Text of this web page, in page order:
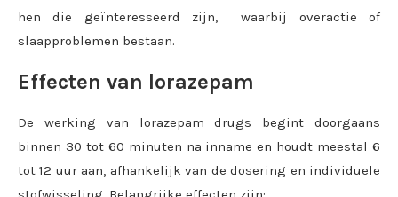
hen die geïnteresseerd zijn, waarbij overactie of
slaapproblemen bestaan.
Effecten van lorazepam
De werking van lorazepam drugs begint doorgaans
binnen 30 tot 60 minuten na inname en houdt meestal 6
tot 12 uur aan, afhankelijk van de dosering en individuele